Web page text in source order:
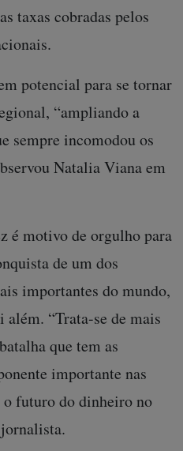
taxas cobradas pelos
potencial para se tornar
“ampliando a
sempre incomodou os
Natalia Viana em
é motivo de orgulho para
de um dos
importantes do mundo,
“Trata-se de mais
que tem as
importante nas
o futuro do dinheiro no